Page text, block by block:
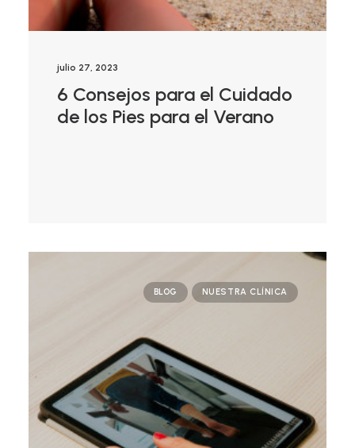
julio 27, 2023
6 Consejos para el Cuidado
de los Pies para el Verano
BLOG NUESTRA CLÍNICA